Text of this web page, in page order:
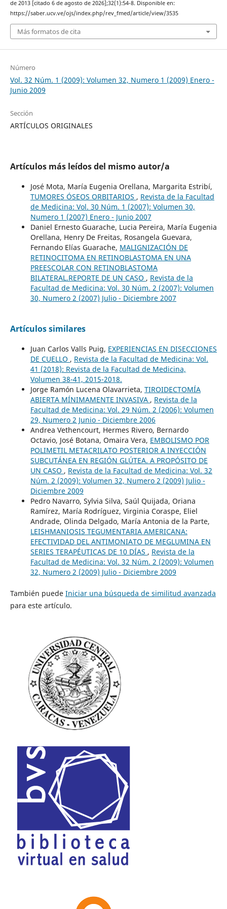
de 2013 [citado 6 de agosto de 2026];32(1):54-8. Disponible en:
https://saber.ucv.ve/ojs/index.php/rev_fmed/article/view/3535
Más formatos de cita
Número
Vol. 32 Núm. 1 (2009): Volumen 32, Numero 1 (2009) Enero -
Junio 2009
Sección
ARTÍCULOS ORIGINALES
Artículos más leídos del mismo autor/a
José Mota, María Eugenia Orellana, Margarita Estribí,
TUMORES ÓSEOS ORBITARIOS , Revista de la Facultad
de Medicina: Vol. 30 Núm. 1 (2007): Volumen 30,
Numero 1 (2007) Enero - Junio 2007
Daniel Ernesto Guarache, Lucia Pereira, María Eugenia
Orellana, Henry De Freitas, Rosangela Guevara,
Fernando Elías Guarache, MALIGNIZACIÓN DE
RETINOCITOMA EN RETINOBLASTOMA EN UNA
PREESCOLAR CON RETINOBLASTOMA
BILATERAL.REPORTE DE UN CASO , Revista de la
Facultad de Medicina: Vol. 30 Núm. 2 (2007): Volumen
30, Numero 2 (2007) Julio - Diciembre 2007
Artículos similares
Juan Carlos Valls Puig, EXPERIENCIAS EN DISECCIONES
DE CUELLO , Revista de la Facultad de Medicina: Vol.
41 (2018): Revista de la Facultad de Medicina,
Volumen 38-41, 2015-2018.
Jorge Ramón Lucena Olavarrieta, TIROIDECTOMÍA
ABIERTA MÍNIMAMENTE INVASIVA , Revista de la
Facultad de Medicina: Vol. 29 Núm. 2 (2006): Volumen
29, Numero 2 Junio - Diciembre 2006
Andrea Vethencourt, Hermes Rivero, Bernardo
Octavio, José Botana, Omaira Vera, EMBOLISMO POR
POLIMETIL METACRILATO POSTERIOR A INYECCIÓN
SUBCUTÁNEA EN REGIÓN GLÚTEA. A PROPÓSITO DE
UN CASO , Revista de la Facultad de Medicina: Vol. 32
Núm. 2 (2009): Volumen 32, Numero 2 (2009) Julio -
Diciembre 2009
Pedro Navarro, Sylvia Silva, Saúl Quijada, Oriana
Ramírez, María Rodríguez, Virginia Coraspe, Eliel
Andrade, Olinda Delgado, María Antonia de la Parte,
LEISHMANIOSIS TEGUMENTARIA AMERICANA:
EFECTIVIDAD DEL ANTIMONIATO DE MEGLUMINA EN
SERIES TERAPÉUTICAS DE 10 DÍAS , Revista de la
Facultad de Medicina: Vol. 32 Núm. 2 (2009): Volumen
32, Numero 2 (2009) Julio - Diciembre 2009
También puede Iniciar una búsqueda de similitud avanzada
para este artículo.